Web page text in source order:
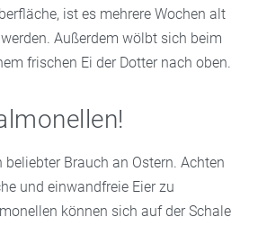
ist es mehrere Wochen alt
Außerdem wölbt sich beim
frischen Ei der Dotter nach oben.
beliebter Brauch an Ostern. Achten
und einwandfreie Eier zu
können sich auf der Schale